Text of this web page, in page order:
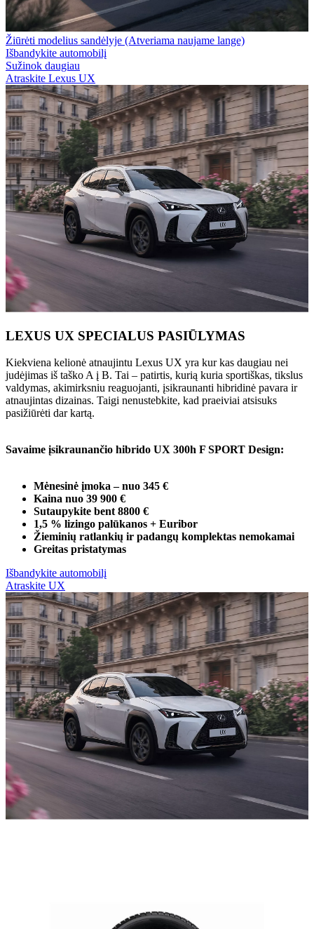
Žiūrėti modelius sandėlyje (Atveriama naujame lange)
Išbandykite automobilį
Sužinok daugiau
Atraskite Lexus UX
LEXUS UX SPECIALUS PASIŪLYMAS
Kiekviena kelionė atnaujintu Lexus UX yra kur kas daugiau nei
judėjimas iš taško A į B. Tai – patirtis, kurią kuria sportiškas, tikslus
valdymas, akimirksniu reaguojanti, įsikraunanti hibridinė pavara ir
atnaujintas dizainas. Taigi nenustebkite, kad praeiviai atsisuks
pasižiūrėti dar kartą.
Savaime įsikraunančio hibrido UX 300h F SPORT Design:
Mėnesinė įmoka – nuo 345 €
Kaina nuo 39 900 €
Sutaupykite bent 8800 €
1,5 % lizingo palūkanos + Euribor
Žieminių ratlankių ir padangų komplektas nemokamai
Greitas pristatymas
Išbandykite automobilį
Atraskite UX